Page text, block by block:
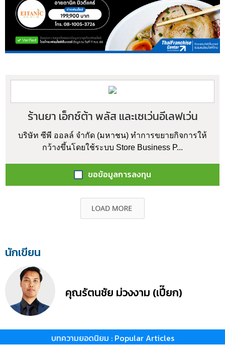
ร้านยา เอ็กซ์ต้า พลัส และเซเว่นอีเลฟเว่น
บริษัท ซีพี ออลล์ จำกัด (มหาชน) ทำการขยายกิจการให้
กว้างขึ้นโดยใช้ระบบ Store Business P...
ขอข้อมูลการลงทุน
นักเขียน
คุณรัตนชัย ม่วงงาม (เปี๊ยก)
บทความยอดนิยม : Popular Articles